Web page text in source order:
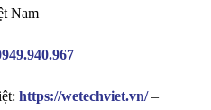
Nam
https://wetechviet.vn/–